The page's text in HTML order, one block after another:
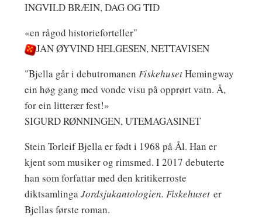
INGVILD BRÆIN, DAG OG TID
«en rågod historieforteller"
JAN ØYVIND HELGESEN, NETTAVISEN
"Bjella går i debutromanen FiskehusetHemingway
ein høg gang med vonde visu på opprørt vatn. Å,
for ein litterær fest!»
SIGURD RØNNINGEN, UTEMAGASINET
Stein Torleif Bjellaer født i 1968 på Ål. Han er
kjent som musiker og rimsmed. I 2017 debuterte
han som forfattar med den kritikerroste
diktsamlingaJordsjuk­antologien. Fiskehuseter
Bjellas første roman.